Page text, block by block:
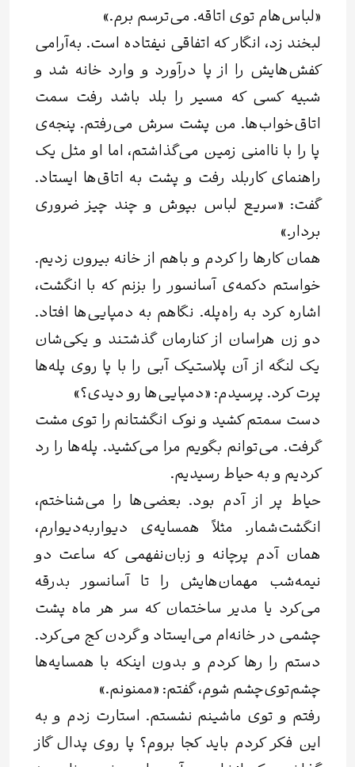
«لباس‌هام توی اتاقه. می‌ترسم برم.»
لبخند زد، انگار که اتفاقی نیفتاده است. به‌آرامی
کفش‌هایش را از پا درآورد و وارد خانه شد و
شبیه کسی که مسیر را بلد باشد رفت سمت
اتاق‌خواب‌ها. من پشت سرش می‌رفتم. پنجه‌ی
پا را با ناامنی زمین می‌گذاشتم، اما او مثل یک
راهنمای کاربلد رفت و پشت به اتاق‌ها ایستاد.
گفت: «سریع لباس بپوش و چند چیز ضروری
بردار.»
همان کارها را کردم و باهم از خانه بیرون زدیم.
خواستم دکمه‌ی آسانسور را بزنم که با انگشت،
اشاره کرد به راه‌پله. نگاهم به دمپایی‌ها افتاد.
دو زن هراسان از کنارمان گذشتند و یکی‌شان
یک لنگه از آن پلاستیک آبی را با پا روی پله‌ها
پرت کرد. پرسیدم: «دمپایی‌ها رو دیدی؟»
دست سمتم کشید و نوک انگشتانم را توی مشت
گرفت. می‌توانم بگویم مرا می‌کشید. پله‌ها را رد
کردیم و به حیاط رسیدیم.
حیاط پر از آدم بود. بعضی‌ها را می‌شناختم،
انگشت‌شمار. مثلاً همسایه‌ی دیواربه‌دیوارم،
همان آدم پرچانه و زبان‌نفهمی که ساعت دو
نیمه‌شب مهمان‌هایش را تا آسانسور بدرقه
می‌کرد یا مدیر ساختمان که سر هر ماه پشت
چشمی در خانه‌ام می‌ایستاد و گردن کج می‌کرد.
دستم را رها کردم و بدون اینکه با همسایه‌ها
چشم‌توی‌چشم شوم، گفتم: «ممنونم.»
رفتم و توی ماشینم نشستم. استارت زدم و به
این فکر کردم باید کجا بروم؟ پا روی پدال گاز